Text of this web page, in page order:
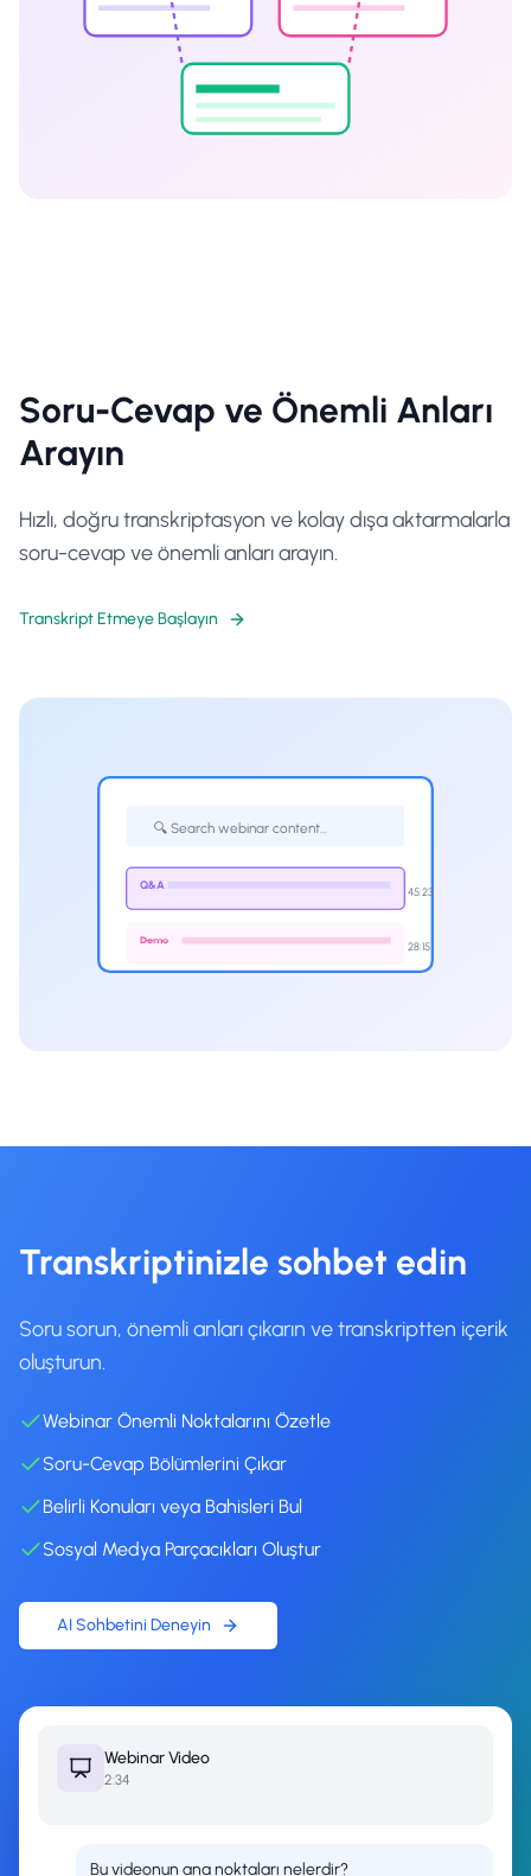
Soru-Cevap ve Önemli Anları
Arayın
Hızlı, doğru transkriptasyon ve kolay dışa aktarmalarla
soru-cevap ve önemli anları arayın.
Transkript Etmeye Başlayın
🔍 Search webinar content...
Q&A
45:23
Demo
28:15
Transkriptinizle sohbet edin
Soru sorun, önemli anları çıkarın ve transkriptten içerik
oluşturun.
Webinar Önemli Noktalarını Özetle
Soru-Cevap Bölümlerini Çıkar
Belirli Konuları veya Bahisleri Bul
Sosyal Medya Parçacıkları Oluştur
AI Sohbetini Deneyin
WebinarVideo
2:34
Bu videonun ana noktaları nelerdir?